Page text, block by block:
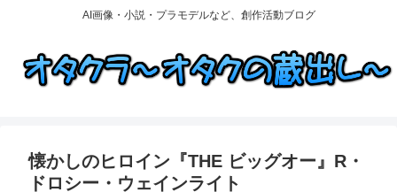
AI画像・小説・プラモデルなど、創作活動ブログ
懐かしのヒロイン『THE ビッグオー』R・
ドロシー・ウェインライト